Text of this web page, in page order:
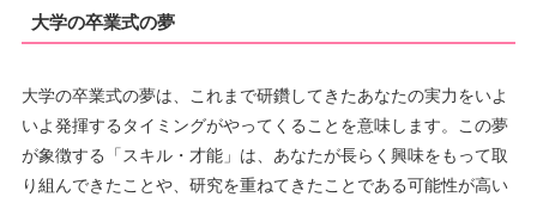
大学の卒業式の夢
大学の卒業式の夢は、これまで研鑽してきたあなたの実力をいよ
いよ発揮するタイミングがやってくることを意味します。この夢
が象徴する「スキル・才能」は、あなたが長らく興味をもって取
り組んできたことや、研究を重ねてきたことである可能性が高い